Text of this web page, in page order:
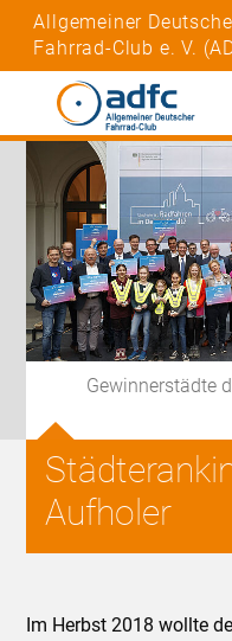
Allgemeiner
Fahrrad-Club e. V.
Gewinnerstädte
Aufholer
Im Herbst 2018 wollte